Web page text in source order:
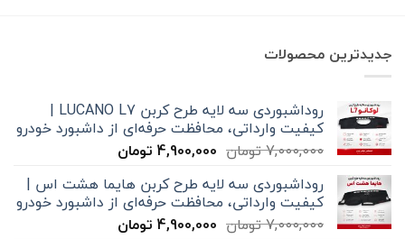
جدیدترین محصولات
روداشبوردی سه‌ لایه طرح کربن LUCANO L7 |
کیفیت وارداتی، محافظت حرفه‌ای از داشبورد خودرو
7,000,000تومان قیمت
7,000,000 تومان
بود.
4,900,000 تومانقیمت
4,900,000 تومان
است.
روداشبوردی سه‌ لایه طرح کربن هایما هشت اس |
کیفیت وارداتی، محافظت حرفه‌ای از داشبورد خودرو
7,000,000تومان قیمت
4,900,000 تومانقیمت